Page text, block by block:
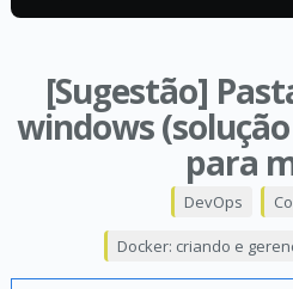
[Sugestão]
windows
para
DevOps
Docker: criando e